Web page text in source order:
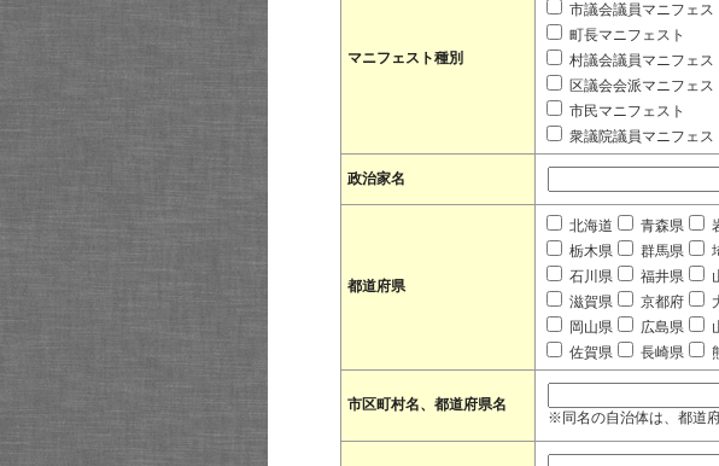
マニフェスト種別
市議会議員マニフェス
町長マニフェスト
村議会議員マニフェス
区議会会派マニフェス
市民マニフェスト
衆議院議員マニフェス
政治家名
都道府県
北海道 青森県
栃木県
群馬県
石川県
福井県
滋賀県
京都府
岡山県
広島県
佐賀県
長崎県
市区町村名、都道府県名
※同名の自治体は、都道